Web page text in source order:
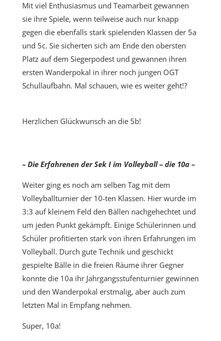
Mit viel Enthusiasmus und Teamarbeit gewannen
sie ihre Spiele, wenn teilweise auch nur knapp
gegen die ebenfalls stark spielenden Klassen der 5a
und 5c. Sie sicherten sich am Ende den obersten
Platz auf dem Siegerpodest und gewannen ihren
ersten Wanderpokal in ihrer noch jungen OGT
Schullaufbahn. Mal schauen, wie es weiter geht!?
Herzlichen Glückwunsch an die 5b!
– Die Erfahrenen der Sek I im Volleyball – die 10a –
Weiter ging es noch am selben Tag mit dem
Volleyballturnier der 10-ten Klassen. Hier wurde im
3:3 auf kleinem Feld den Bällen nachgehechtet und
um jeden Punkt gekämpft. Einige Schülerinnen und
Schüler profitierten stark von ihren Erfahrungen im
Volleyball. Durch gute Technik und geschickt
gespielte Bälle in die freien Räume ihrer Gegner
konnte die 10a ihr Jahrgangsstufenturnier gewinnen
und den Wanderpokal erstmalig, aber auch zum
letzten Mal in Empfang nehmen.
Super, 10a!